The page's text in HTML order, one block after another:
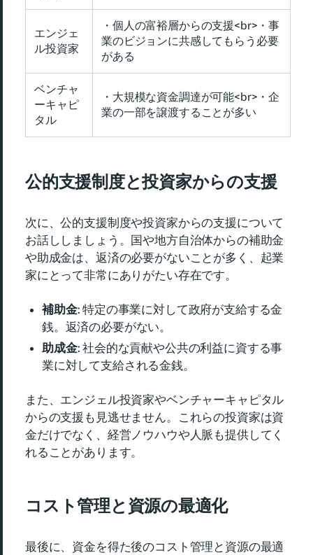
エンジェ
ル投資家
・個人の富裕層からの支援<br>・事
業のビジョンに共感してもらう必要
がある
ベンチャ
ーキャピ
タル
・大規模な資金調達が可能<br>・企
業の一部を譲渡することが多い
公的支援制度と投資家からの支援
次に、公的支援制度や投資家からの支援について
お話ししましょう。国や地方自治体からの補助金
や助成金は、返済の必要がないことが多く、起業
家にとって非常にありがたい存在です。
補助金: 特定の事業に対して政府が支給する金
銭。返済の必要がない。
助成金: 社会的な貢献や公共の利益に資する事
業に対して支給される金銭。
また、エンジェル投資家やベンチャーキャピタル
からの支援も見逃せません。これらの投資家は資
金だけでなく、経営ノウハウや人脈も提供してく
れることがあります。
コスト管理と資源の最適化
最後に、資金を得た後のコスト管理と資源の最適